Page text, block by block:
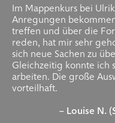
Im Mappenkurs bei
Anregungen
treffen und über die
reden, hat mir sehr
sich neue Sachen zu
Gleichzeitig konnte ich
arbeiten. Die große
vorteilhaft.
– Louise N.